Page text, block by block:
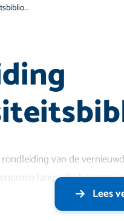
Rondleiding Universiteitsbibliotheek A’dam
van de
langs alle
Lees